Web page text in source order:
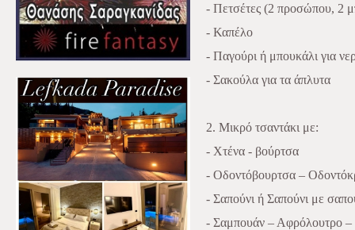
- Πετσέτες (2 προσώπου, 2
- Καπέλο
- Παγούρι ή μπουκάλι για
- Σακούλα για τα άπλυτα
2. Μικρό τσαντάκι με:
- Χτένα - βούρτσα
- Οδοντόβουρτσα –
- Σαπούνι ή Σαπούνι με
- Σαμπουάν – Αφρόλουτρο –